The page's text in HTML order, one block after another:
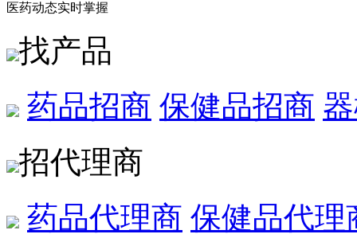
医药动态实时掌握
找产品
药品招商 保健品招商
招代理商
药品代理商 保健品代理